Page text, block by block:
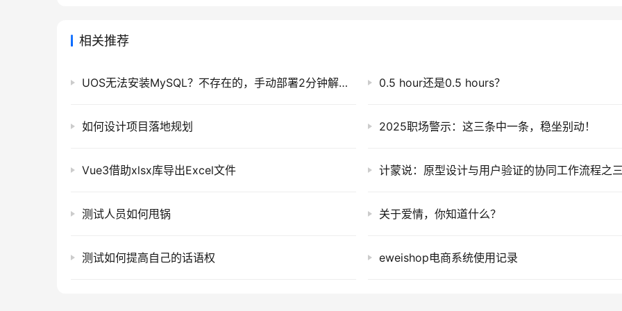
相关推荐
UOS无法安装MySQL？不存在的，手动部署2分钟解决战斗 0.5 hour还是0.5 hours？
如何设计项目落地规划 2025职场警示：这三条中一条，稳坐别动！
Vue3借助xlsx库导出Excel文件
测试人员如何甩锅 关于爱情，你知道什么？
测试如何提高自己的话语权 eweishop电商系统使用记录